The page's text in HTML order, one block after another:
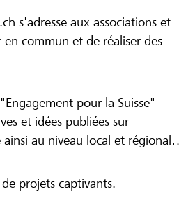
s'adresse aux associations et
commun et de réaliser des
pour la Suisse"
et idées publiées sur
au niveau local et régional
projets captivants.